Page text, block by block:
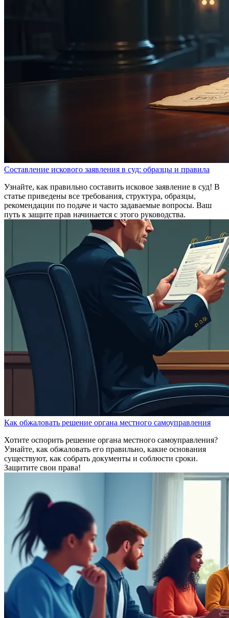
Составление искового заявления в суд: образцы и правила
Узнайте, как правильно составить исковое заявление в суд! В
статье приведены все требования, структура, образцы,
рекомендации по подаче и часто задаваемые вопросы. Ваш
путь к защите прав начинается с этого руководства.
Как обжаловать решение органа местного самоуправления
Хотите оспорить решение органа местного самоуправления?
Узнайте, как обжаловать его правильно, какие основания
существуют, как собрать документы и соблюсти сроки.
Защитите свои права!